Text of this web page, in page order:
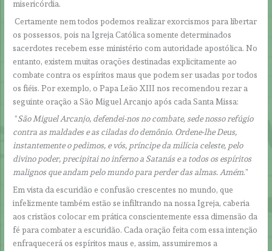
misericórdia.
Certamente nem todos podemos realizar exorcismos para libertar
os possessos, pois na Igreja Católica somente determinados
sacerdotes recebem esse ministério com autoridade apostólica. No
entanto, existem muitas orações destinadas explicitamente ao
combate contra os espíritos maus que podem ser usadas por todos
os fiéis. Por exemplo, o Papa Leão XIII nos recomendou rezar a
seguinte oração a São Miguel Arcanjo após cada Santa Missa:
“São Miguel Arcanjo, defendei-nos no combate, sede nosso refúgio
contra as maldades e as ciladas do demônio. Ordene-lhe Deus,
instantemente o pedimos, e vós, príncipe da milícia celeste, pelo
divino poder, precipitai no inferno a Satanás e a todos os espíritos
malignos que andam pelo mundo para perder das almas. Amém.”
Em vista da escuridão e confusão crescentes no mundo, que
infelizmente também estão se infiltrando na nossa Igreja, caberia
aos cristãos colocar em prática conscientemente essa dimensão da
fé para combater a escuridão. Cada oração feita com essa intenção
enfraquecerá os espíritos maus e, assim, assumiremos a